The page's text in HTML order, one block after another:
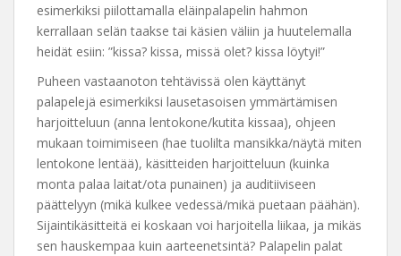
esimerkiksi piilottamalla eläinpalapelin hahmon
kerrallaan selän taakse tai käsien väliin ja huutelemalla
heidät esiin: ”kissa? kissa, missä olet? kissa löytyi!”
Puheen vastaanoton tehtävissä olen käyttänyt
palapelejä esimerkiksi lausetasoisen ymmärtämisen
harjoitteluun (anna lentokone/kutita kissaa), ohjeen
mukaan toimimiseen (hae tuolilta mansikka/näytä miten
lentokone lentää), käsitteiden harjoitteluun (kuinka
monta palaa laitat/ota punainen) ja auditiiviseen
päättelyyn (mikä kulkee vedessä/mikä puetaan päähän).
Sijaintikäsitteitä ei koskaan voi harjoitella liikaa, ja mikäs
sen hauskempaa kuin aarteenetsintä? Palapelin palat